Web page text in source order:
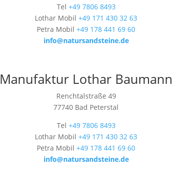
Tel +49 7806 8493
Lothar Mobil+49 171 430 32 63
Petra Mobil+49 178 441 69 60
info@natursandsteine.de
Manufaktur Lothar Baumann
Renchtalstraße 49
77740 Bad Peterstal
Tel +49 7806 8493
Lothar Mobil+49 171 430 32 63
Petra Mobil+49 178 441 69 60
info@natursandsteine.de